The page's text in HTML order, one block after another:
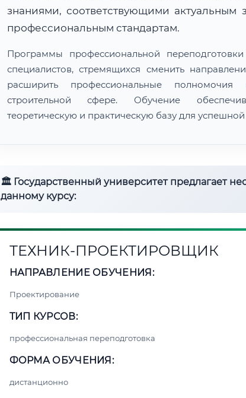
знаниями, соответствующими актуальным
профессиональным стандартам.
Программы профессиональной
специалистов, стремящихся сменить
расширить профессиональные
строительной сфере. Обучение
теоретическую и практическую базу для
🏛 Государственный университет предлагает
данному курсу:
ТЕХНИК-ПРОЕКТИРОВЩИК
НАПРАВЛЕНИЕ ОБУЧЕНИЯ:
Проектирование
ТИП КУРСОВ:
профессиональная переподготовка
ФОРМА ОБУЧЕНИЯ:
дистанционно